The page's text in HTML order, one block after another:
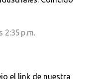
2:35 p.m.
el link de nuestra